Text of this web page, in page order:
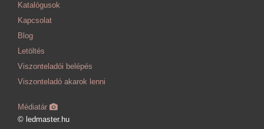
Katalógusok
Kapcsolat
Blog
Letöltés
Viszonteladói belépés
Viszonteladó akarok lenni
Médiatár
© ledmaster.hu